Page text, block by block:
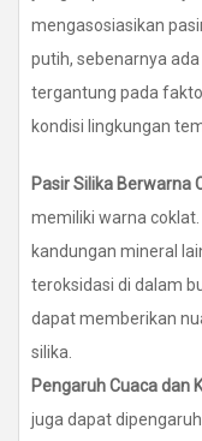
mengasosiasikan
putih, sebenarnya
tergantung pada
kondisi lingkungan
Pasir Silika Berwarna
memiliki warna
kandungan mineral
teroksidasi di dalam
dapat memberikan
silika.
Pengaruh Cuaca dan
juga dapat